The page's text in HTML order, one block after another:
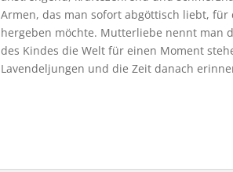
Armen, das man sofort abgöttisch liebt,
hergeben möchte. Mutterliebe nennt man
des Kindes die Welt für einen Moment
Lavendeljungen und die Zeit danach